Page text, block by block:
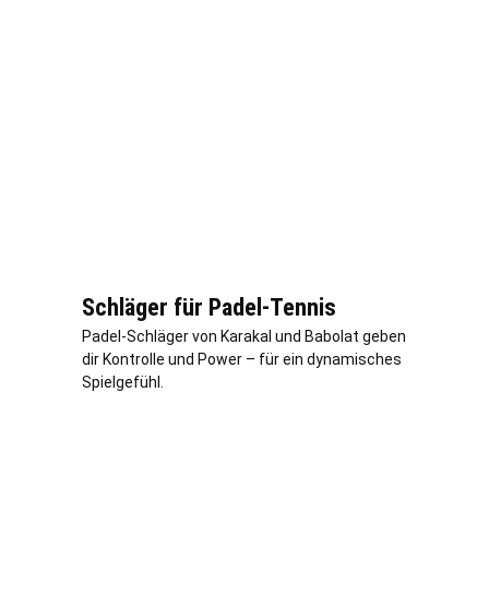
Schläger für Padel-Tennis
Padel-Schläger von Karakal und Babolat geben
dir Kontrolle und Power – für ein dynamisches
Spielgefühl.